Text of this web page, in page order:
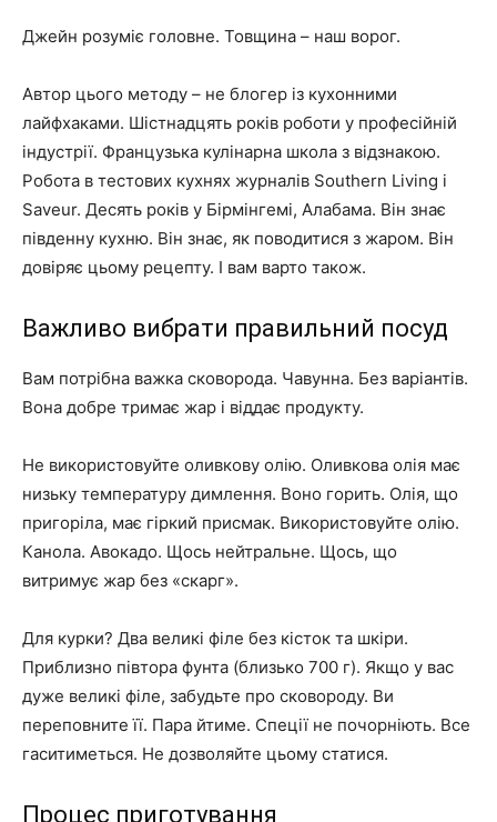
Джейн розуміє головне. Товщина – наш ворог.
Автор цього методу – не блогер із кухонними
лайфхаками. Шістнадцять років роботи у професійній
індустрії. Французька кулінарна школа з відзнакою.
Робота в тестових кухнях журналів Southern Living і
Saveur. Десять років у Бірмінгемі, Алабама. Він знає
південну кухню. Він знає, як поводитися з жаром. Він
довіряє цьому рецепту. І вам варто також.
Важливо вибрати правильний посуд
Вам потрібна важка сковорода. Чавунна. Без варіантів.
Вона добре тримає жар і віддає продукту.
Не використовуйте оливкову олію. Оливкова олія має
низьку температуру димлення. Воно горить. Олія, що
пригоріла, має гіркий присмак. Використовуйте олію.
Канола. Авокадо. Щось нейтральне. Щось, що
витримує жар без «скарг».
Для курки? Два великі філе без кісток та шкіри.
Приблизно півтора фунта (близько 700 г). Якщо у вас
дуже великі філе, забудьте про сковороду. Ви
переповните її. Пара йтиме. Спеції не почорніють. Все
гаситиметься. Не дозволяйте цьому статися.
Процес приготування